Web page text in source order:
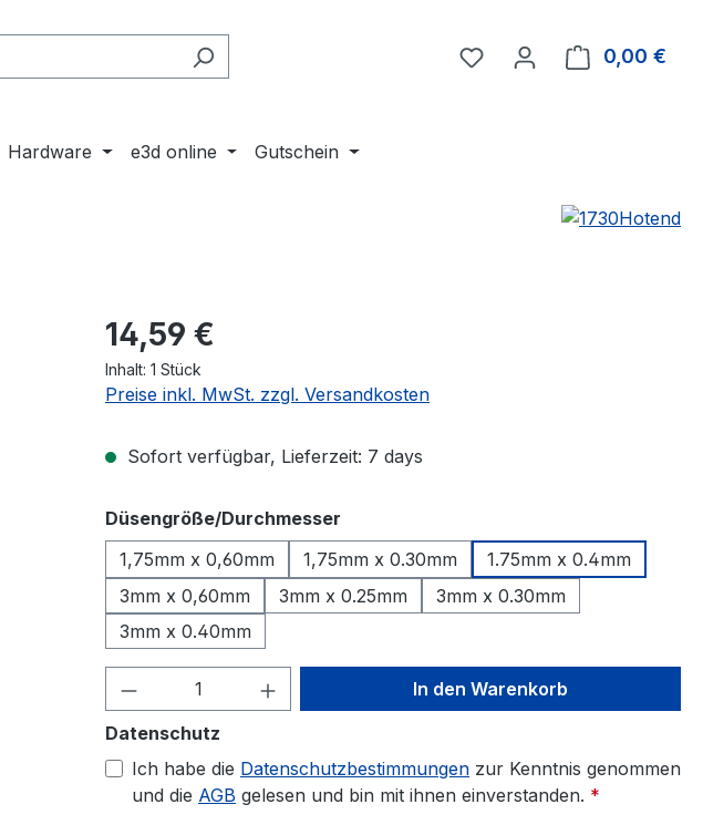
Du hast 0 Produkte auf
0,00 €
Hardware e3d online Gutschein
Regulärer Preis:
14,59 €
Inhalt: 1 Stück
Preise inkl. MwSt. zzgl. Versandkosten
Sofort verfügbar, Lieferzeit: 7 days
Düsengröße/Durchmesser
1,75mm x 0,60mm
1,75mm x 0.30mm
1.75mm x 0.4mm
3mm x 0,60mm
3mm x 0.25mm
3mm x 0.30mm
3mm x 0.40mm
Produkt Anzahl: Gib den gewünschten Wert
In den Warenkorb
Datenschutz
Ich habe die Datenschutzbestimmungen zur Kenntnis genommen
und die AGB gelesen und bin mit ihnen einverstanden. *